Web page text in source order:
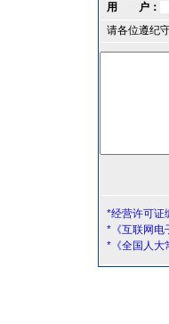
用 户：
请各位遵纪
*经营许可证
*《互联网电
*《全国人大